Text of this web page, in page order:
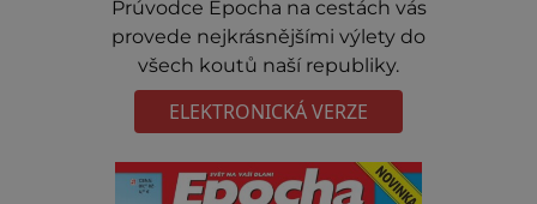
Prúvodce Epocha na cestách vás
provede nejkrásnějšími výlety do
všech koutů naší republiky.
ELEKTRONICKÁ VERZE